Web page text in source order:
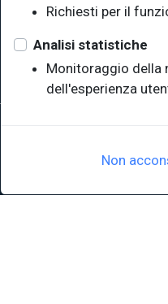
Sistema Bibliotecario di
EUT in cifre
P.IVA 00211830328 - C.F.
Richiesti per il
Analisi statistiche
Monitoraggio della
dell'esperienza
Non